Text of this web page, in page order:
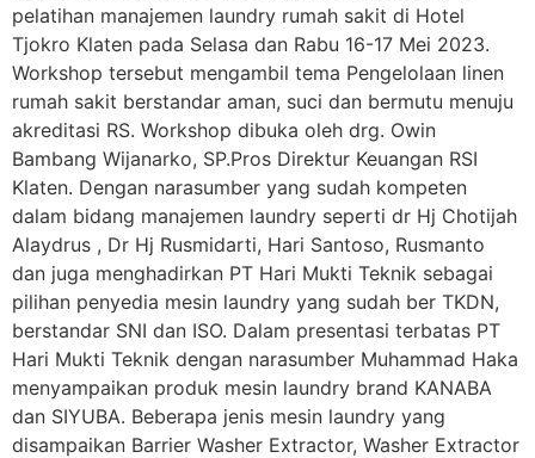
pelatihan manajemen laundry rumah sakit di Hotel
Tjokro Klaten pada Selasa dan Rabu 16-17 Mei 2023.
Workshop tersebut mengambil tema Pengelolaan linen
rumah sakit berstandar aman, suci dan bermutu menuju
akreditasi RS. Workshop dibuka oleh drg. Owin
Bambang Wijanarko, SP.Pros Direktur Keuangan RSI
Klaten. Dengan narasumber yang sudah kompeten
dalam bidang manajemen laundry seperti dr Hj Chotijah
Alaydrus , Dr Hj Rusmidarti, Hari Santoso, Rusmanto
dan juga menghadirkan PT Hari Mukti Teknik sebagai
pilihan penyedia mesin laundry yang sudah ber TKDN,
berstandar SNI dan ISO. Dalam presentasi terbatas PT
Hari Mukti Teknik dengan narasumber Muhammad Haka
menyampaikan produk mesin laundry brand KANABA
dan SIYUBA. Beberapa jenis mesin laundry yang
disampaikan Barrier Washer Extractor, Washer Extractor